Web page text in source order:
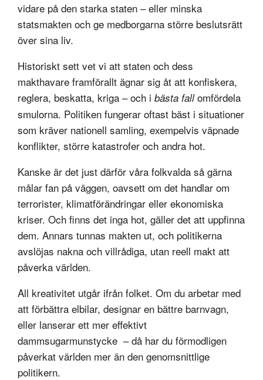
vidare på den starka staten – eller minska
statsmakten och ge medborgarna större beslutsrätt
över sina liv.
Historiskt sett vet vi att staten och dess
makthavare framförallt ägnar sig åt att konfiskera,
reglera, beskatta, kriga – och i bästa fallomfördela
smulorna. Politiken fungerar oftast bäst i situationer
som kräver nationell samling, exempelvis väpnade
konflikter, större katastrofer och andra hot.
Kanske är det just därför våra folkvalda så gärna
målar fan på väggen, oavsett om det handlar om
terrorister, klimatförändringar eller ekonomiska
kriser. Och finns det inga hot, gäller det att uppfinna
dem. Annars tunnas makten ut, och politikerna
avslöjas nakna och villrådiga, utan reell makt att
påverka världen.
All kreativitet utgår ifrån folket. Om du arbetar med
att förbättra elbilar, designar en bättre barnvagn,
eller lanserar ett mer effektivt
dammsugarmunstycke – då har du förmodligen
påverkat världen mer än den genomsnittlige
politikern.